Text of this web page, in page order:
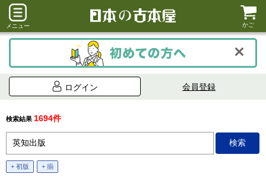
メニュー かご
ログイン 会員登録
検索結果 1694件
+ 初版 + 揃